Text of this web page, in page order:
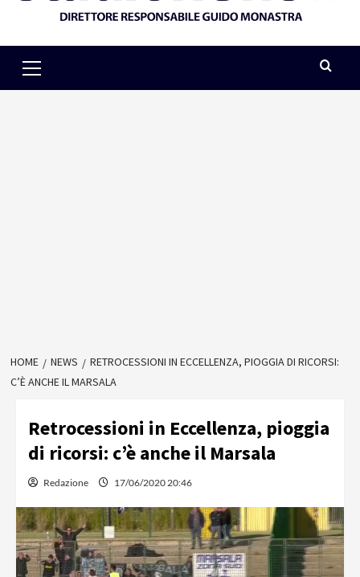
Menu
HOME NEWS
RETROCESSIONI IN ECCELLENZA, PIOGGIA DI RICORSI:
C’È ANCHE IL MARSALA
Retrocessioni in Eccellenza, pioggia
di ricorsi: c’è anche il Marsala
Redazione 17/06/2020 20:46